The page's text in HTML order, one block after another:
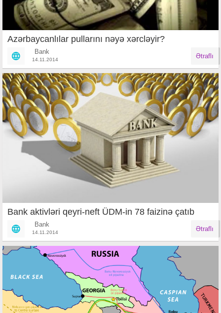
Azərbaycanlılar pullarını nəyə xərcləyir?
Bank
14.11.2014 Ətraflı
Bank aktivləri qeyri-neft ÜDM-in 78 faizinə çatıb
Bank
14.11.2014 Ətraflı